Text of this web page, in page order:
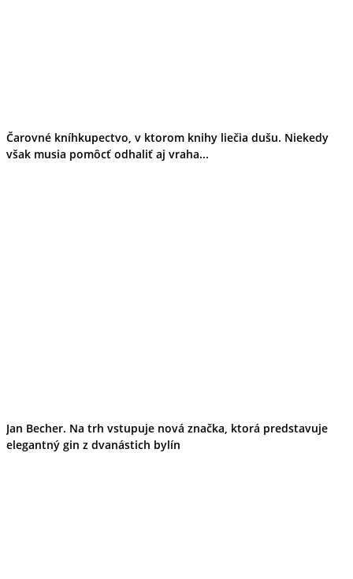
Čarovné kníhkupectvo, v ktorom knihy liečia dušu. Niekedy
však musia pomôcť odhaliť aj vraha...
Jan Becher. Na trh vstupuje nová značka, ktorá predstavuje
elegantný gin z dvanástich bylín